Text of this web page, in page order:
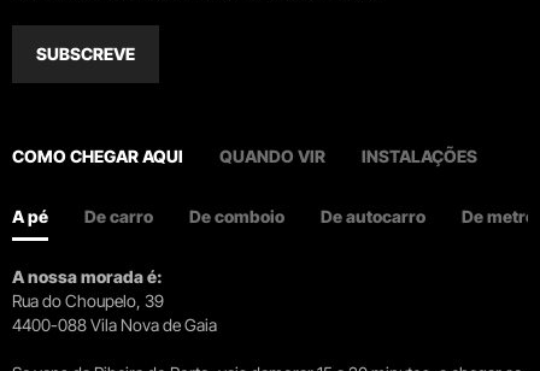
SUBSCREVE
COMO CHEGAR AQUI QUANDO VIR INSTALAÇÕES
A pé De carro De comboio De autocarro De metro
A nossa morada é:
Rua do Choupelo, 39
4400-088 Vila Nova de Gaia